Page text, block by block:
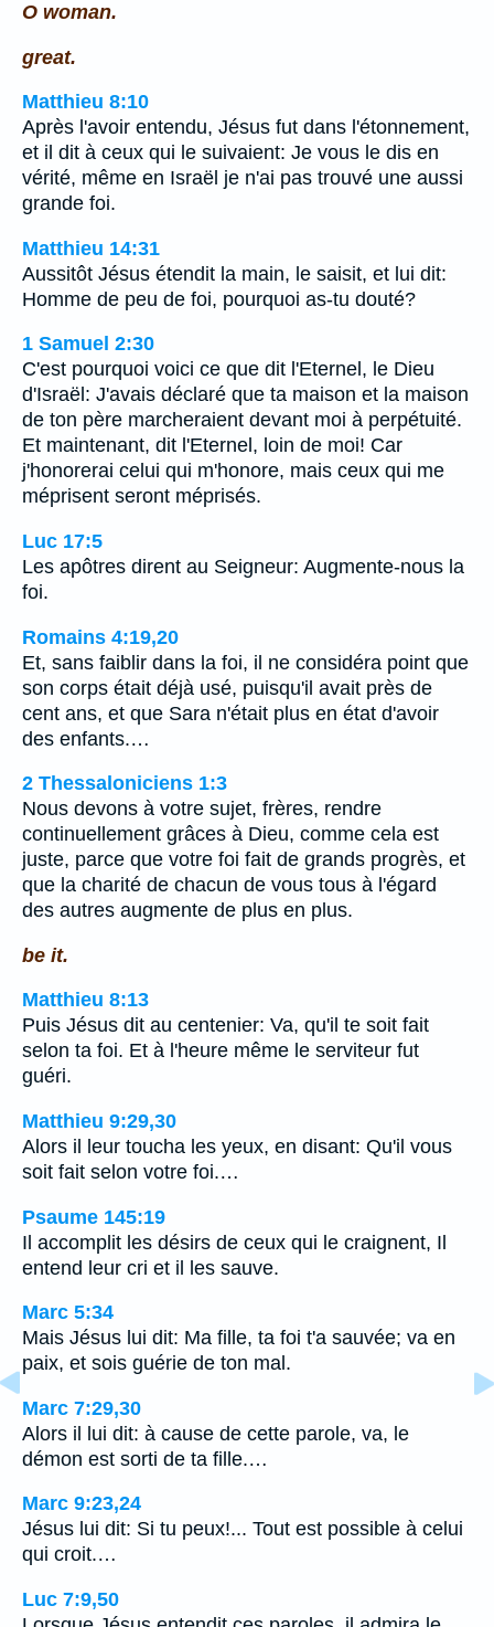
O woman.
great.
Matthieu 8:10
Après l'avoir entendu, Jésus fut dans l'étonnement,
et il dit à ceux qui le suivaient: Je vous le dis en
vérité, même en Israël je n'ai pas trouvé une aussi
grande foi.
Matthieu 14:31
Aussitôt Jésus étendit la main, le saisit, et lui dit:
Homme de peu de foi, pourquoi as-tu douté?
1 Samuel 2:30
C'est pourquoi voici ce que dit l'Eternel, le Dieu
d'Israël: J'avais déclaré que ta maison et la maison
de ton père marcheraient devant moi à perpétuité.
Et maintenant, dit l'Eternel, loin de moi! Car
j'honorerai celui qui m'honore, mais ceux qui me
méprisent seront méprisés.
Luc 17:5
Les apôtres dirent au Seigneur: Augmente-nous la
foi.
Romains 4:19,20
Et, sans faiblir dans la foi, il ne considéra point que
son corps était déjà usé, puisqu'il avait près de
cent ans, et que Sara n'était plus en état d'avoir
des enfants.…
2 Thessaloniciens 1:3
Nous devons à votre sujet, frères, rendre
continuellement grâces à Dieu, comme cela est
juste, parce que votre foi fait de grands progrès, et
que la charité de chacun de vous tous à l'égard
des autres augmente de plus en plus.
be it.
Matthieu 8:13
Puis Jésus dit au centenier: Va, qu'il te soit fait
selon ta foi. Et à l'heure même le serviteur fut
guéri.
Matthieu 9:29,30
Alors il leur toucha les yeux, en disant: Qu'il vous
soit fait selon votre foi.…
Psaume 145:19
Il accomplit les désirs de ceux qui le craignent, Il
entend leur cri et il les sauve.
Marc 5:34
Mais Jésus lui dit: Ma fille, ta foi t'a sauvée; va en
paix, et sois guérie de ton mal.
Marc 7:29,30
Alors il lui dit: à cause de cette parole, va, le
démon est sorti de ta fille.…
Marc 9:23,24
Jésus lui dit: Si tu peux!... Tout est possible à celui
qui croit.…
Luc 7:9,50